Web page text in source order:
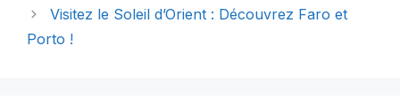
Visitez le Soleil d’Orient : Découvrez Faro et
Porto !